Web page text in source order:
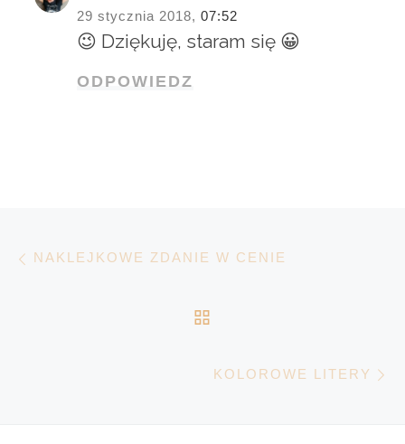
29 stycznia 2018, 07:52
😉 Dziękuję, staram się 😀
ODPOWIEDZ
Nawigacja wpisu
NAKLEJKOWE ZDANIE W CENIE
KOLOROWE LITERY